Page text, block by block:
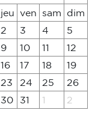
jeu ven sam
dim
2 3 4
5
9 10 11
12
16 17 18
19
23 24 25
26
30 31 1 2